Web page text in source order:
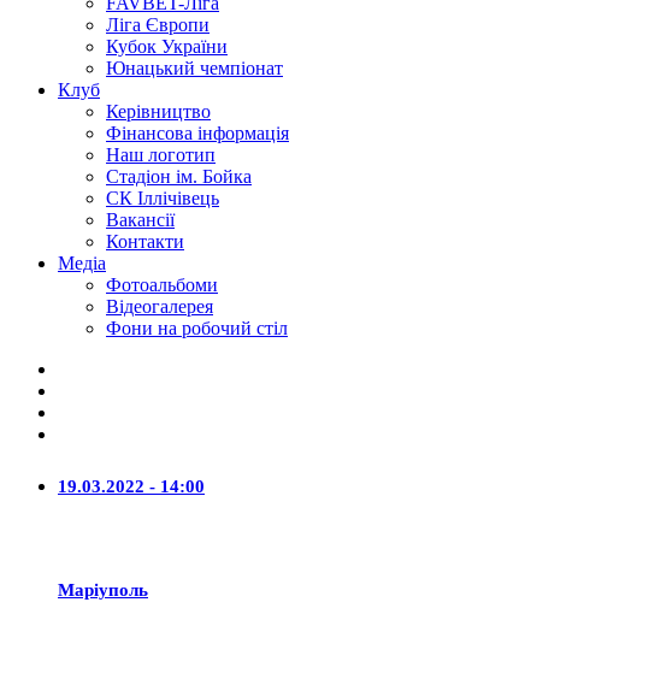
Ліга Європи
Кубок України
Юнацький чемпіонат
Клуб
Керівництво
Фінансова інформація
Наш логотип
Стадіон ім. Бойка
СК Іллічівець
Вакансії
Контакти
Медіа
Фотоальбоми
Відеогалерея
Фони на робочий стіл
19.03.2022 - 14:00
Маріуполь